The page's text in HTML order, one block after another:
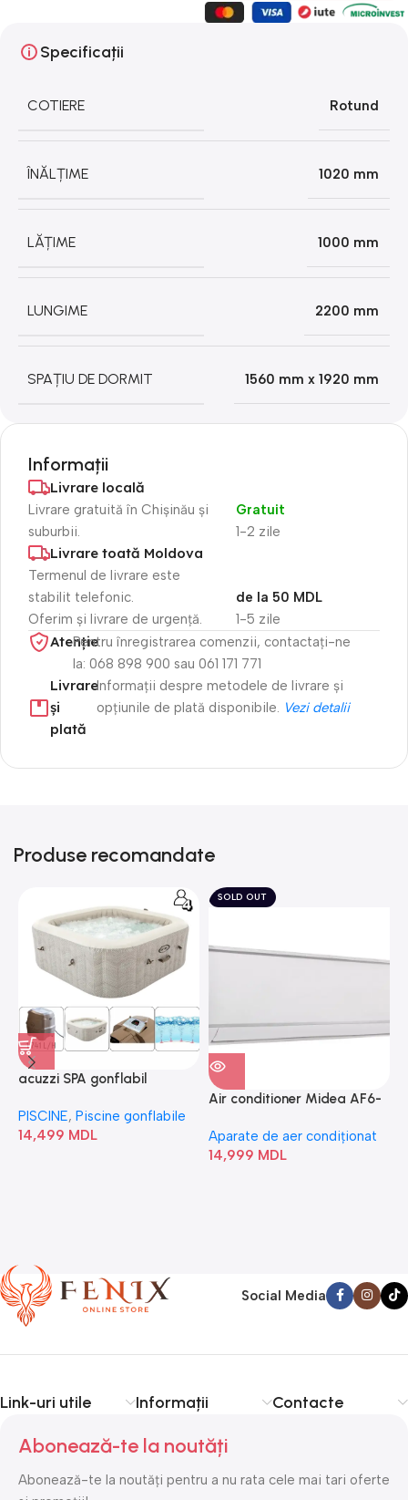
Specificații
COTIERE Rotund
ÎNĂLȚIME 1020 mm
LĂȚIME 1000 mm
LUNGIME 2200 mm
SPAȚIU DE DORMIT 1560 mm x 1920 mm
Informații
Livrare locală
Livrare gratuită în Chișinău și
suburbii.
1-2 zile
Gratuit
Livrare toată Moldova
Termenul de livrare este
stabilit telefonic.
Oferim și livrare de urgență.
1-5 zile
de la 50 MDL
Atenție​Pentru înregistrarea comenzii, contactați-ne
la: 068 898 900 sau 061 171 771
Livrare
și
plată
Informații despre metodele de livrare și
opțiunile de plată disponibile. Vezi detalii
Produse recomandate
acuzzi SPA gonflabil
Bubble” 28446
PISCINE, Piscine gonflabile
14,499 MDL
SOLD OUT
Air conditioner Midea AF6-
Aparate de aer condiționat
14,999 MDL
Social Media
Link-uri utile Informații Contacte
Abonează-te la noutăți
Abonează-te la noutăți pentru a nu rata cele mai tari oferte